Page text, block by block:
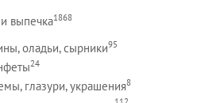
выпечка1868
оладьи, сырники95
24
глазури, украшения8